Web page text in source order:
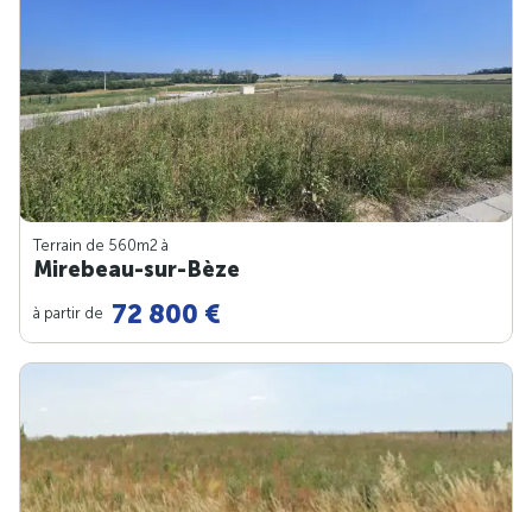
Terrain de 560m2 à
Mirebeau-sur-Bèze
à partir de 72 800 €